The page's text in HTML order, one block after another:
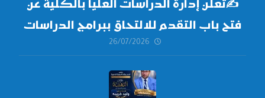
✍تعلن إدارة الدراسات العليا بالكلية عن
فتح باب التقدم للالتحاق ببرامج الدراسات
العليا لدورة
أكتوبر 2026،
26/07/2026